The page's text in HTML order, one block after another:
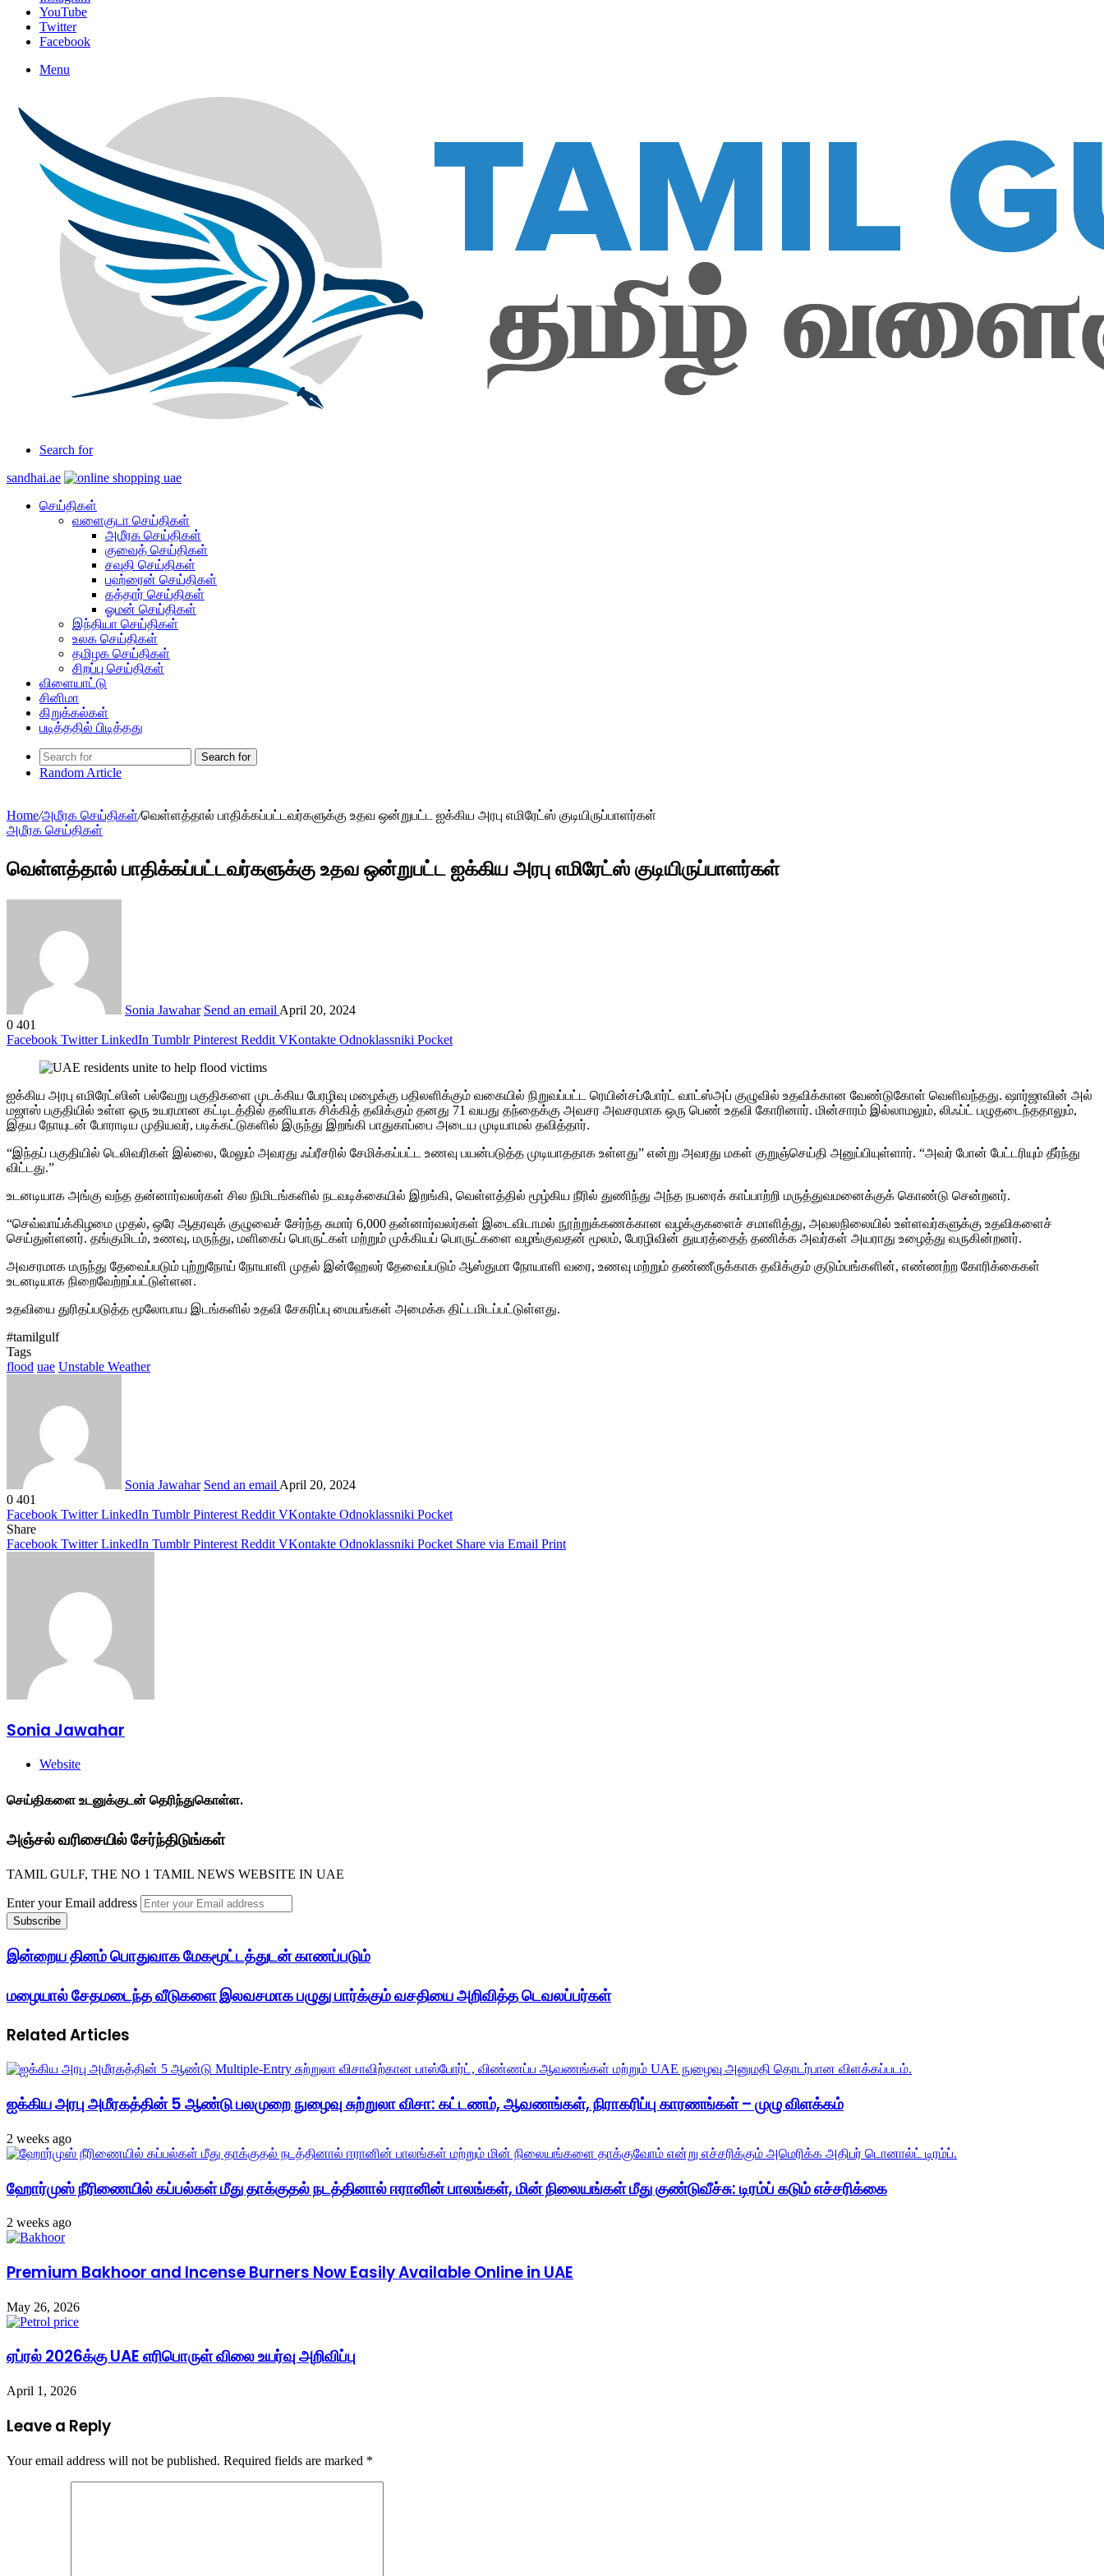
YouTube
Twitter
Facebook
Menu
Search for
sandhai.ae
செய்திகள்
வளைகுடா செய்திகள்
அமீரக செய்திகள்
குவைத் செய்திகள்
சவுதி செய்திகள்
பஹ்ரைன் செய்திகள்
கத்தார் செய்திகள்
ஓமன் செய்திகள்
இந்தியா செய்திகள்
உலக செய்திகள்
தமிழக செய்திகள்
சிறப்பு செய்திகள்
விளையாட்டு
சினிமா
கிறுக்கல்கள்
படித்ததில் பிடித்தது
Search for
Random Article
Home/அமீரக செய்திகள்/வெள்ளத்தால் பாதிக்கப்பட்டவர்களுக்கு உதவ ஒன்றுபட்ட ஐக்கிய அரபு எமிரேட்ஸ் குடியிருப்பாளர்கள்
அமீரக செய்திகள்
வெள்ளத்தால் பாதிக்கப்பட்டவர்களுக்கு உதவ ஒன்றுபட்ட ஐக்கிய அரபு எமிரேட்ஸ் குடியிருப்பாளர்கள்
Sonia Jawahar Send an email April 20, 2024
0 401
Facebook Twitter LinkedIn Tumblr Pinterest Reddit VKontakte Odnoklassniki Pocket
ஐக்கிய அரபு எமிரேட்ஸின் பல்வேறு பகுதிகளை முடக்கிய பேரழிவு மழைக்கு பதிலளிக்கும் வகையில் நிறுவப்பட்ட ரெயின்சப்போர்ட் வாட்ஸ்அப் குழுவில் உதவிக்கான வேண்டுகோள் வெளிவந்தது. ஷார்ஜாவின் அல்
மஜாஸ் பகுதியில் உள்ள ஒரு உயரமான கட்டிடத்தில் தனியாக சிக்கித் தவிக்கும் தனது 71 வயது தந்தைக்கு அவசர அவசரமாக ஒரு பெண் உதவி கோரினார். மின்சாரம் இல்லாமலும், லிஃப்ட் பழுதடைந்ததாலும்,
இதய நோயுடன் போராடிய முதியவர், படிக்கட்டுகளில் இருந்து இறங்கி பாதுகாப்பை அடைய முடியாமல் தவித்தார்.
“இந்தப் பகுதியில் டெலிவரிகள் இல்லை, மேலும் அவரது ஃப்ரீசரில் சேமிக்கப்பட்ட உணவு பயன்படுத்த முடியாததாக உள்ளது” என்று அவரது மகள் குறுஞ்செய்தி அனுப்பியுள்ளார். “அவர் போன் பேட்டரியும் தீர்ந்து
விட்டது.”
உடனடியாக அங்கு வந்த தன்னார்வலர்கள் சில நிமிடங்களில் நடவடிக்கையில் இறங்கி, வெள்ளத்தில் மூழ்கிய நீரில் துணிந்து அந்த நபரைக் காப்பாற்றி மருத்துவமனைக்குக் கொண்டு சென்றனர்.
“செவ்வாய்க்கிழமை முதல், ஒரே ஆதரவுக் குழுவைச் சேர்ந்த சுமார் 6,000 தன்னார்வலர்கள் இடைவிடாமல் நூற்றுக்கணக்கான வழக்குகளைச் சமாளித்து, அவலநிலையில் உள்ளவர்களுக்கு உதவிகளைச்
செய்துள்ளனர். தங்குமிடம், உணவு, மருந்து, மளிகைப் பொருட்கள் மற்றும் முக்கியப் பொருட்களை வழங்குவதன் மூலம், பேரழிவின் துயரத்தைத் தணிக்க அவர்கள் அயராது உழைத்து வருகின்றனர்.
அவசரமாக மருந்து தேவைப்படும் புற்றுநோய் நோயாளி முதல் இன்ஹேலர் தேவைப்படும் ஆஸ்துமா நோயாளி வரை, உணவு மற்றும் தண்ணீருக்காக தவிக்கும் குடும்பங்களின், எண்ணற்ற கோரிக்கைகள்
உடனடியாக நிறைவேற்றப்பட்டுள்ளன.
உதவியை துரிதப்படுத்த மூலோபாய இடங்களில் உதவி சேகரிப்பு மையங்கள் அமைக்க திட்டமிடப்பட்டுள்ளது.
#tamilgulf
Tags
flood uae Unstable Weather
Sonia Jawahar Send an email April 20, 2024
0 401
Facebook Twitter LinkedIn Tumblr Pinterest Reddit VKontakte Odnoklassniki Pocket
Share
Facebook Twitter LinkedIn Tumblr Pinterest Reddit VKontakte Odnoklassniki Pocket Share via Email Print
Sonia Jawahar
Website
செய்திகளை உடனுக்குடன் தெரிந்துகொள்ள.
அஞ்சல் வரிசையில் சேர்ந்திடுங்கள்
TAMIL GULF, THE NO 1 TAMIL NEWS WEBSITE IN UAE
Enter your Email address
இன்றைய தினம் பொதுவாக மேகமூட்டத்துடன் காணப்படும்
மழையால் சேதமடைந்த வீடுகளை இலவசமாக பழுது பார்க்கும் வசதியை அறிவித்த டெவலப்பர்கள்
Related Articles
ஐக்கிய அரபு அமீரகத்தின் 5 ஆண்டு பலமுறை நுழைவு சுற்றுலா விசா: கட்டணம், ஆவணங்கள், நிராகரிப்பு காரணங்கள் – முழு விளக்கம்
2 weeks ago
ஹோர்முஸ் நீரிணையில் கப்பல்கள் மீது தாக்குதல் நடத்தினால் ஈரானின் பாலங்கள், மின் நிலையங்கள் மீது குண்டுவீச்சு: டிரம்ப் கடும் எச்சரிக்கை
2 weeks ago
Premium Bakhoor and Incense Burners Now Easily Available Online in UAE
May 26, 2026
ஏப்ரல் 2026க்கு UAE எரிபொருள் விலை உயர்வு அறிவிப்பு
April 1, 2026
Leave a Reply
Your email address will not be published. Required fields are marked *